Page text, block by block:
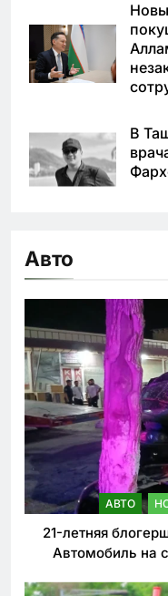
В
Авто
АВТО
21-летняя
Автомобиль на